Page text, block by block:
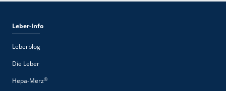
Leber-Info
Leberblog
Die Leber
Hepa-Merz®